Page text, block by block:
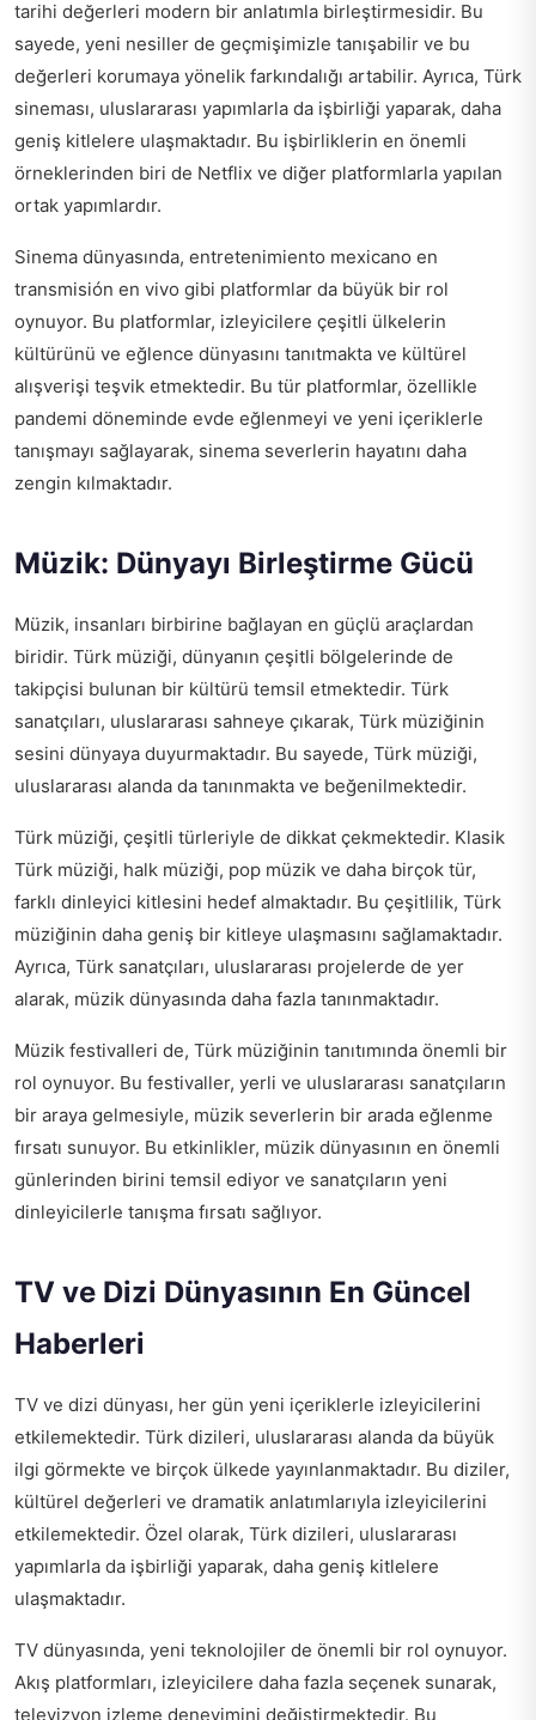
tarihi değerleri modern bir anlatımla birleştirmesidir. Bu
sayede, yeni nesiller de geçmişimizle tanışabilir ve bu
değerleri korumaya yönelik farkındalığı artabilir. Ayrıca, Türk
sineması, uluslararası yapımlarla da işbirliği yaparak, daha
geniş kitlelere ulaşmaktadır. Bu işbirliklerin en önemli
örneklerinden biri de Netflix ve diğer platformlarla yapılan
ortak yapımlardır.
Sinema dünyasında, entretenimiento mexicano en
transmisión en vivo gibi platformlar da büyük bir rol
oynuyor. Bu platformlar, izleyicilere çeşitli ülkelerin
kültürünü ve eğlence dünyasını tanıtmakta ve kültürel
alışverişi teşvik etmektedir. Bu tür platformlar, özellikle
pandemi döneminde evde eğlenmeyi ve yeni içeriklerle
tanışmayı sağlayarak, sinema severlerin hayatını daha
zengin kılmaktadır.
Müzik: Dünyayı Birleştirme Gücü
Müzik, insanları birbirine bağlayan en güçlü araçlardan
biridir. Türk müziği, dünyanın çeşitli bölgelerinde de
takipçisi bulunan bir kültürü temsil etmektedir. Türk
sanatçıları, uluslararası sahneye çıkarak, Türk müziğinin
sesini dünyaya duyurmaktadır. Bu sayede, Türk müziği,
uluslararası alanda da tanınmakta ve beğenilmektedir.
Türk müziği, çeşitli türleriyle de dikkat çekmektedir. Klasik
Türk müziği, halk müziği, pop müzik ve daha birçok tür,
farklı dinleyici kitlesini hedef almaktadır. Bu çeşitlilik, Türk
müziğinin daha geniş bir kitleye ulaşmasını sağlamaktadır.
Ayrıca, Türk sanatçıları, uluslararası projelerde de yer
alarak, müzik dünyasında daha fazla tanınmaktadır.
Müzik festivalleri de, Türk müziğinin tanıtımında önemli bir
rol oynuyor. Bu festivaller, yerli ve uluslararası sanatçıların
bir araya gelmesiyle, müzik severlerin bir arada eğlenme
fırsatı sunuyor. Bu etkinlikler, müzik dünyasının en önemli
günlerinden birini temsil ediyor ve sanatçıların yeni
dinleyicilerle tanışma fırsatı sağlıyor.
TV ve Dizi Dünyasının En Güncel
Haberleri
TV ve dizi dünyası, her gün yeni içeriklerle izleyicilerini
etkilemektedir. Türk dizileri, uluslararası alanda da büyük
ilgi görmekte ve birçok ülkede yayınlanmaktadır. Bu diziler,
kültürel değerleri ve dramatik anlatımlarıyla izleyicilerini
etkilemektedir. Özel olarak, Türk dizileri, uluslararası
yapımlarla da işbirliği yaparak, daha geniş kitlelere
ulaşmaktadır.
TV dünyasında, yeni teknolojiler de önemli bir rol oynuyor.
Akış platformları, izleyicilere daha fazla seçenek sunarak,
televizyon izleme deneyimini değiştirmektedir. Bu